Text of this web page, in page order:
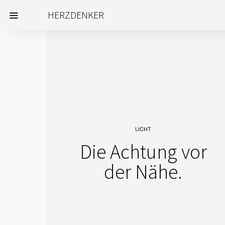
HERZDENKER
LICHT
Die Achtung vor
der Nähe.